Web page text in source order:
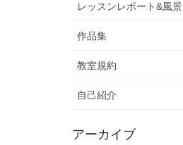
レッスンレポート&風景
作品集
教室規約
自己紹介
アーカイブ